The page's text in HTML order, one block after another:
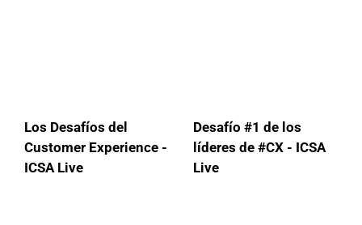
Los Desafíos del
Customer Experience -
ICSA Live
Desafío #1 de los
líderes de #CX - ICSA
Live